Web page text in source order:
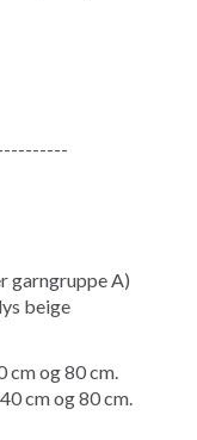
garngruppe A)
beige
cm og 80 cm.
cm og 80 cm.